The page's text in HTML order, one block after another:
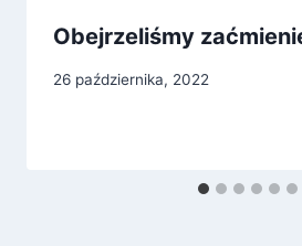
Obejrzeliśmy
26 października, 2022